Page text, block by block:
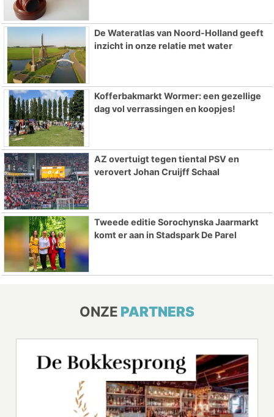
De Wateratlas van Noord-Holland geeft
inzicht in onze relatie met water
Kofferbakmarkt Wormer: een gezellige
dag vol verrassingen en koopjes!
AZ overtuigt tegen tiental PSV en
verovert Johan Cruijff Schaal
Tweede editie Sorochynska Jaarmarkt
komt er aan in Stadspark De Parel
ONZE PARTNERS